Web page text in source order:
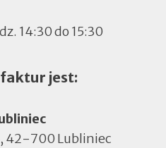
14:30 do 15:30
jest:
42-700 Lubliniec